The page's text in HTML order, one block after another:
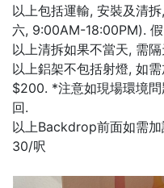
以上包括運輸, 安裝及清
六, 9:00AM-18:00PM).
以上清拆如果不當天, 需
以上鋁架不包括射燈, 如
$200. *注意如現場環境
回.
以上Backdrop前面如需
30/呎